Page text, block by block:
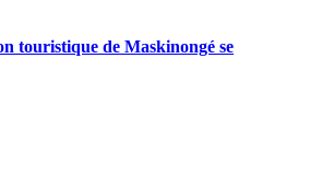
touristique de Maskinongé se